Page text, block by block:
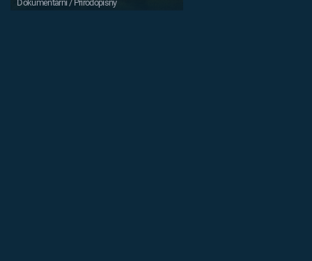
Dokumentární / Přírodopisný